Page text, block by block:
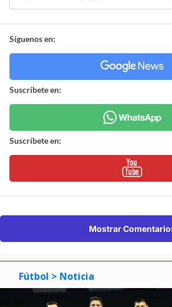
Síguenos en:
Suscríbete en:
Suscríbete en:
Mostrar
Fútbol > Noticia